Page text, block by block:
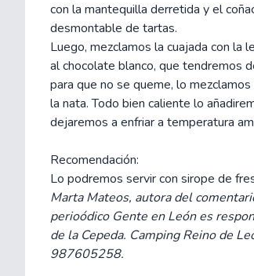
con la mantequilla derretida y el
desmontable de tartas.
Luego, mezclamos la cuajada con la
al chocolate blanco, que tendremos
para que no se queme, lo
la nata. Todo bien caliente lo
dejaremos a enfriar a temperatura
Recomendación:
Lo podremos servir con sirope de
Marta Mateos, autora del
perioódico Gente en León es
de la Cepeda. Camping Reino de
987605258.